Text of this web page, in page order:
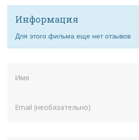
Информация
Для этого фильма еще нет отзывов